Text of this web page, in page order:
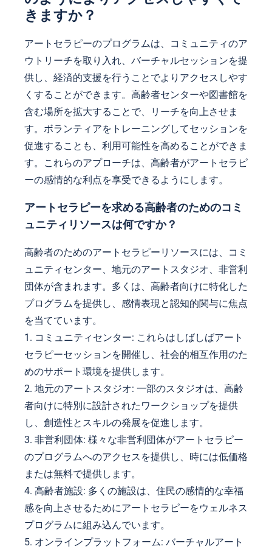
きますか？
アートセラピーのプログラムは、コミュニティのア
ウトリーチを取り入れ、バーチャルセッションを提
供し、経済的支援を行うことでよりアクセスしやす
くすることができます。高齢者センターや図書館を
含む場所を拡大することで、リーチを向上させま
す。ボランティアをトレーニングしてセッションを
促進することも、利用可能性を高めることができま
す。これらのアプローチは、高齢者がアートセラピ
ーの感情的な利点を享受できるようにします。
アートセラピーを求める高齢者のためのコミ
ュニティリソースは何ですか？
高齢者のためのアートセラピーリソースには、コミ
ュニティセンター、地元のアートスタジオ、非営利
団体が含まれます。多くは、高齢者向けに特化した
プログラムを提供し、感情表現と認知的関与に焦点
を当てています。
1. コミュニティセンター: これらはしばしばアート
セラピーセッションを開催し、社会的相互作用のた
めのサポート環境を提供します。
2. 地元のアートスタジオ: 一部のスタジオは、高齢
者向けに特別に設計されたワークショップを提供
し、創造性とスキルの発展を促進します。
3. 非営利団体: 様々な非営利団体がアートセラピー
のプログラムへのアクセスを提供し、時には低価格
または無料で提供します。
4. 高齢者施設: 多くの施設は、住民の感情的な幸福
感を向上させるためにアートセラピーをウェルネス
プログラムに組み込んでいます。
5. オンラインプラットフォーム: バーチャルアート